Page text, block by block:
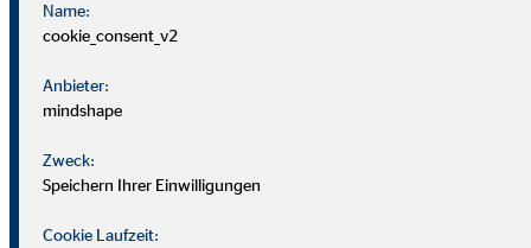
was du erreichen möchtest. Wichtiger sind deine
zwischenmenschlichen und persönlichen Stärken.
Du solltest offen, kontaktfreudig und freundlich auftreten
Kund*innen hineinzuversetzen.
Als Berater in brauchst du zudem eine gute Struktur, den
Name:
cookie_consent_v2
Anbieter:
mindshape
Zweck:
Speichern Ihrer Einwilligungen
Cookie Laufzeit: